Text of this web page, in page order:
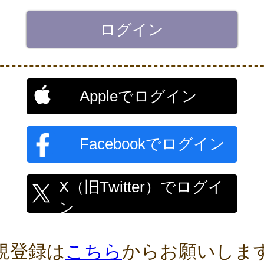
Appleでログイン
Facebookでログイン
X（旧Twitter）でログイ
ン
登録はこちらからお願いしま